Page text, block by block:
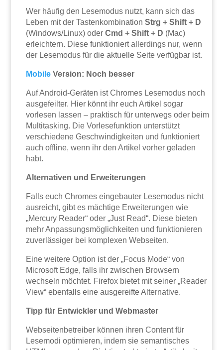
Wer häufig den Lesemodus nutzt, kann sich das
Leben mit der TastenkombinationStrg + Shift + D
(Windows/Linux) oderCmd + Shift + D (Mac)
erleichtern. Diese funktioniert allerdings nur, wenn
der Lesemodus für die aktuelle Seite verfügbar ist.
Mobile Version: Noch besser
Auf Android-Geräten ist Chromes Lesemodus noch
ausgefeilter. Hier könnt ihr euch Artikel sogar
vorlesen lassen – praktisch für unterwegs oder beim
Multitasking. Die Vorlesefunktion unterstützt
verschiedene Geschwindigkeiten und funktioniert
auch offline, wenn ihr den Artikel vorher geladen
habt.
Alternativen und Erweiterungen
Falls euch Chromes eingebauter Lesemodus nicht
ausreicht, gibt es mächtige Erweiterungen wie
„Mercury Reader“ oder „Just Read“. Diese bieten
mehr Anpassungsmöglichkeiten und funktionieren
zuverlässiger bei komplexen Webseiten.
Eine weitere Option ist der „Focus Mode“ von
Microsoft Edge, falls ihr zwischen Browsern
wechseln möchtet. Firefox bietet mit seiner „Reader
View“ ebenfalls eine ausgereifte Alternative.
Tipp für Entwickler und Webmaster
Webseitenbetreiber können ihren Content für
Lesemodi optimieren, indem sie semantisches